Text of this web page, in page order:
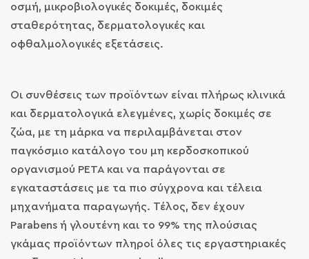
οσμή, μικροβιολογικές δοκιμές, δοκιμές
σταθερότητας, δερματολογικές και
οφθαλμολογικές εξετάσεις.
Οι συνθέσεις των προϊόντων είναι πλήρως κλινικά
και δερματολογικά ελεγμένες, χωρίς δοκιμές σε
ζώα, με τη μάρκα να περιλαμβάνεται στον
παγκόσμιο κατάλογο του μη κερδοσκοπικού
οργανισμού PETA και να παράγονται σε
εγκαταστάσεις με τα πιο σύγχρονα και τέλεια
μηχανήματα παραγωγής. Τέλος, δεν έχουν
Parabens ή γλουτένη και το 99% της πλούσιας
γκάμας προϊόντων πληροί όλες τις εργαστηριακές